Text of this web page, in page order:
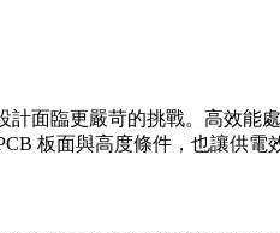
計面臨更嚴苛的挑戰。高效
板面與高度條件，也讓供電